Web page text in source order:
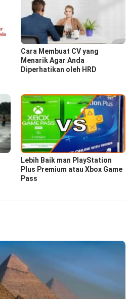
Cara Membuat CV yang
Menarik Agar Anda
Diperhatikan oleh HRD
Lebih Baik man PlayStation
Plus Premium atau Xbox Game
Pass